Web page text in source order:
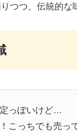
つつ、伝統的な
っぽいけど…
こっちでも売っ